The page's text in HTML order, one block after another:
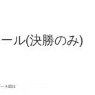
ル(決勝のみ)